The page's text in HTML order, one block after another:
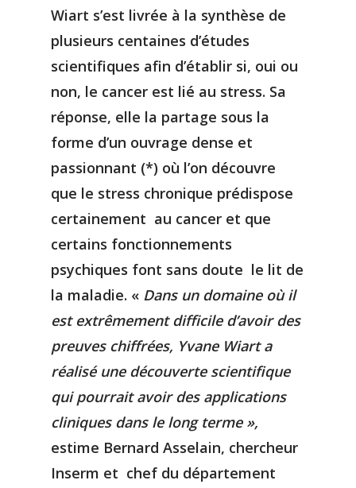
Wiart s’est livrée à la synthèse de
plusieurs centaines d’études
scientifiques afin d’établir si, oui ou
non, le cancer est lié au stress. Sa
réponse, elle la partage sous la
forme d’un ouvrage dense et
passionnant (*) où l’on découvre
que le stress chronique prédispose
certainement au cancer et que
certains fonctionnements
psychiques font sans doute le lit de
la maladie. « Dans un domaine où il
est extrêmement difficile d’avoir des
preuves chiffrées, Yvane Wiart a
réalisé une découverte scientifique
qui pourrait avoir des applications
cliniques dans le long terme »,
estime Bernard Asselain, chercheur
Inserm et chef du département